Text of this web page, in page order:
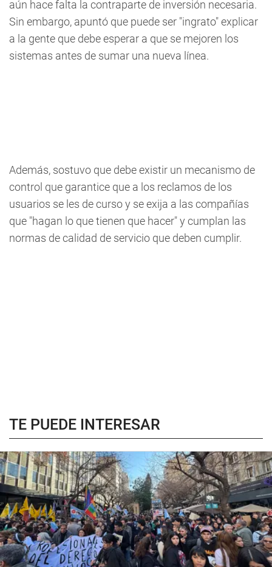
aún hace falta la contraparte de inversión necesaria.
Sin embargo, apuntó que puede ser "ingrato" explicar
a la gente que debe esperar a que se mejoren los
sistemas antes de sumar una nueva línea.
Además, sostuvo que debe existir un mecanismo de
control que garantice que a los reclamos de los
usuarios se les de curso y se exija a las compañías
que "hagan lo que tienen que hacer" y cumplan las
normas de calidad de servicio que deben cumplir.
TE PUEDE INTERESAR